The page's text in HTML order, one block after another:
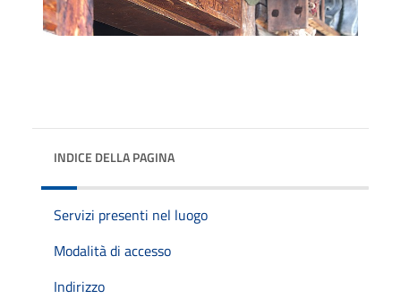
INDICE DELLA PAGINA
Servizi presenti nel luogo
Modalità di accesso
Indirizzo